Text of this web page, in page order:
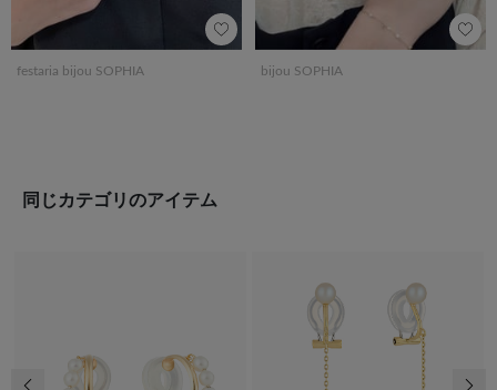
festaria bijou SOPHIA bijou SOPHIA
同じカテゴリのアイテム
前の画像